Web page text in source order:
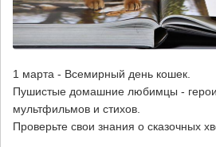
1 марта - Всемирный день кошек.
Пушистые домашние любимцы - герои
мультфильмов и стихов.
Проверьте свои знания о сказочных